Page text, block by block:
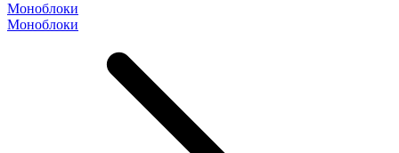
Моноблоки
Моноблоки